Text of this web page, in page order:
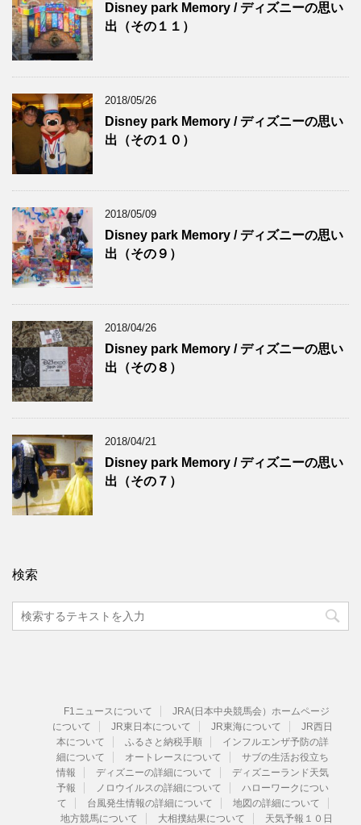
Disney park Memory / ディズニーの思い
出（その１１）
2018/05/26
Disney park Memory / ディズニーの思い
出（その１０）
2018/05/09
Disney park Memory / ディズニーの思い
出（その９）
2018/04/26
Disney park Memory / ディズニーの思い
出（その８）
2018/04/21
Disney park Memory / ディズニーの思い
出（その７）
検索
F1ニュースについて
JRA(日本中央競馬会）ホームページ
について
JR東日本について JR東海について
JR西日
本について
ふるさと納税手順
インフルエンザ予防の詳
細について
オートレースについて
サブの生活お役立ち
情報
ディズニーの詳細について
ディズニーランド天気
予報
ノロウイルスの詳細について
ハローワークについ
て
台風発生情報の詳細について
地図の詳細について
地方競馬について
大相撲結果について 天気予報１０日